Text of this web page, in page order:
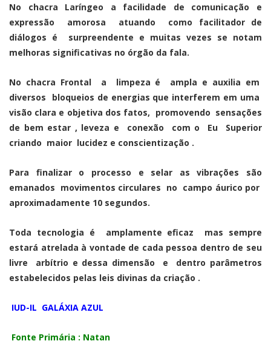
No chacra Laríngeo a facilidade de comunicação e
expressão amorosa atuando como facilitador de
diálogos é surpreendente e muitas vezes se notam
melhoras significativas no órgão da fala.
No chacra Frontal a limpeza é ampla e auxilia em
diversos bloqueios de energias que interferem em uma
visão clara e objetiva dos fatos, promovendo sensações
de bem estar , leveza e conexão com o Eu Superior
criando maior lucidez e conscientização .
Para finalizar o processo e selar as vibrações são
emanados movimentos circulares no campo áurico por
aproximadamente 10 segundos.
Toda tecnologia é amplamente eficaz mas sempre
estará atrelada à vontade de cada pessoa dentro de seu
livre arbítrio e dessa dimensão e dentro parâmetros
estabelecidos pelas leis divinas da criação .
IUD-IL GALÁXIA AZUL
Fonte Primária : Natan